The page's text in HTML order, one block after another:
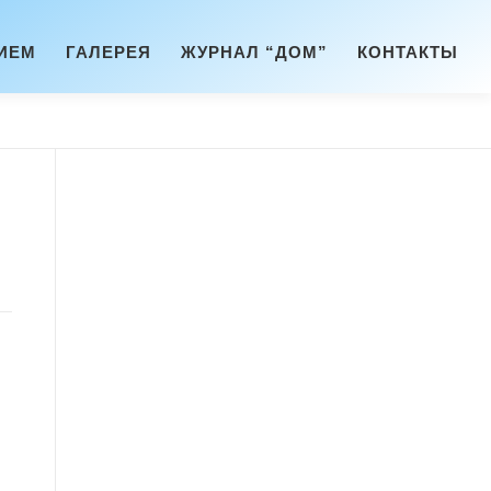
ГАЛЕРЕЯ ЖУРНАЛ “ДОМ” КОНТАКТЫ